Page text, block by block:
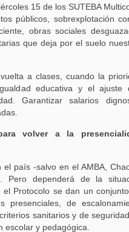
15 de los SUTEBA
públicos, sobrexplotación
obras sociales
que deja por el suelo
a clases, cuando la
educativa y el ajuste
Garantizar salarios
volver a la
país -salvo en el AMBA,
Pero dependerá de la
Protocolo se dan un
de
sanitarios y de
escolar y pedagógica.